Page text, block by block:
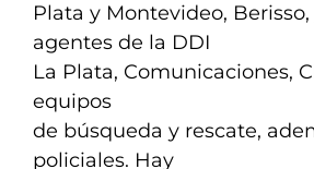
Plata y Montevideo,
agentes de la DDI
La Plata, Comunicaciones,
equipos
de búsqueda y rescate,
policiales. Hay